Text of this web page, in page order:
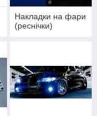
Накладки на фари
(реснічки)